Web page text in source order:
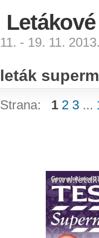
11. - 19. 11.
leták
Strana: 1 2 3 ...